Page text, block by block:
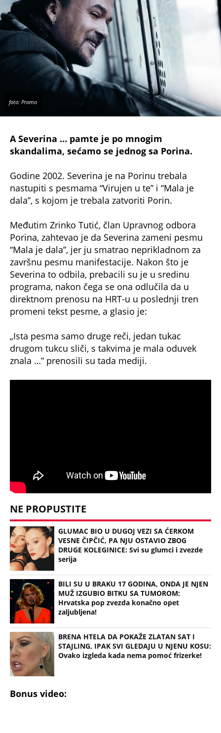
foto: Promo
A Severina … pamte je po mnogim
skandalima, sećamo se jednog sa Porina.
Godine 2002. Severina je na Porinu trebala
nastupiti s pesmama “Virujen u te” i “Mala je
dala”, s kojom je trebala zatvoriti Porin.
Međutim Zrinko Tutić, član Upravnog odbora
Porina, zahtevao je da Severina zameni pesmu
“Mala je dala”, jer ju smatrao neprikladnom za
završnu pesmu manifestacije. Nakon što je
Severina to odbila, prebacili su je u sredinu
programa, nakon čega se ona odlučila da u
direktnom prenosu na HRT-u u poslednji tren
promeni tekst pesme, a glasio je:
„Ista pesma samo druge reči, jedan tukac
drugom tukcu sliči, s takvima je mala oduvek
znala …” prenosili su tada mediji.
NE PROPUSTITE
GLUMAC BIO U DUGOJ VEZI SA ĆERKOM
VESNE ČIPČIĆ, PA NJU OSTAVIO ZBOG
DRUGE KOLEGINICE: Svi su glumci i zvezde
serija
BILI SU U BRAKU 17 GODINA, ONDA JE NJEN
MUŽ IZGUBIO BITKU SA TUMOROM:
Hrvatska pop zvezda konačno opet
zaljubljena!
BRENA HTELA DA POKAŽE ZLATAN SAT I
STAJLING, IPAK SVI GLEDAJU U NJENU KOSU:
Ovako izgleda kada nema pomoć frizerke!
Bonus video: